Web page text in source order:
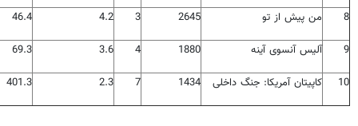
8 من پیش از تو 2645
3
4.2
46.4
9 آلیس آنسوی آینه 1880
4
3.6
69.3
10 کاپیتان آمریکا: جنگ داخلی 1434
7
2.3
401.3